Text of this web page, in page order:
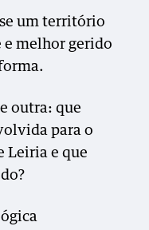
um território
melhor gerido
outra: que
para o
Leiria e que